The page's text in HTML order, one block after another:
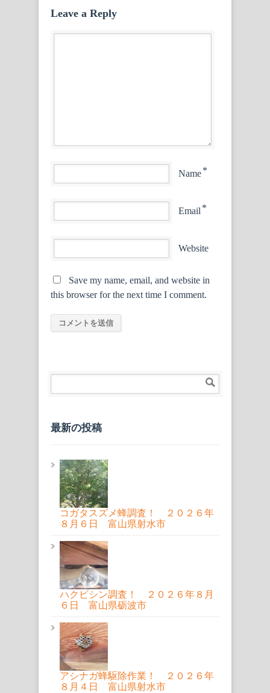
Leave a Reply
Name*
Email *
Website
Save my name, email, and website in
this browser for the next time I comment.
最新の投稿
コガタスズメ蜂調査！ ２０２６年
８月６日 富山県射水市
ハクビシン調査！ ２０２６年８月
６日 富山県砺波市
アシナガ蜂駆除作業！ ２０２６年
８月４日 富山県射水市